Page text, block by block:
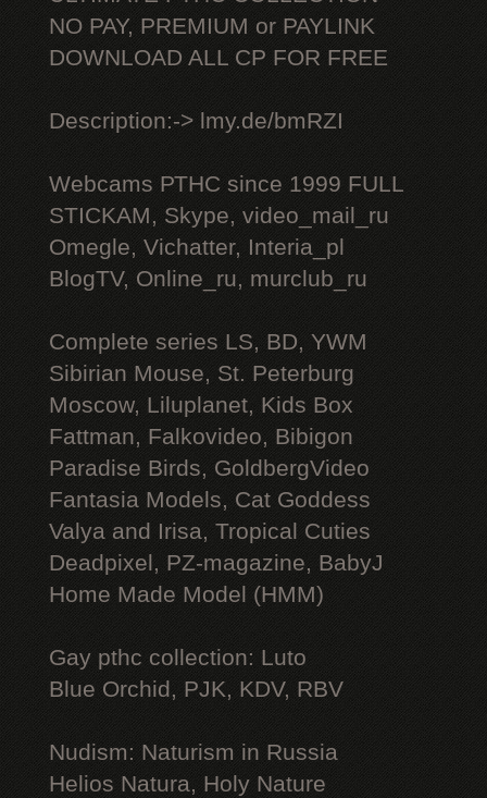
NO PAY, PREMIUM or PAYLINK
DOWNLOAD ALL СР FOR FREE
Description:-> lmy.de/bmRZI
Webcams РТНС since 1999 FULL
STICKAM, Skype, video_mail_ru
Omegle, Vichatter, Interia_pl
BlogTV, Online_ru, murclub_ru
Complete series LS, BD, YWM
Sibirian Mouse, St. Peterburg
Moscow, Liluplanet, Kids Box
Fattman, Falkovideo, Bibigon
Paradise Birds, GoldbergVideo
Fantasia Models, Cat Goddess
Valya and Irisa, Tropical Cuties
Deadpixel, PZ-magazine, BabyJ
Home Made Model (HMM)
Gay рthс collection: Luto
Blue Orchid, PJK, KDV, RBV
Nudism: Naturism in Russia
Helios Natura, Holy Nature